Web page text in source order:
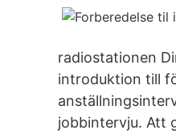
radiostationen
introduktion till
jobbintervju. Att